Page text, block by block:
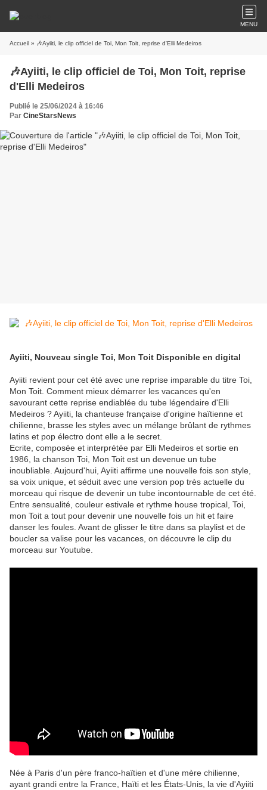
MENU
Accueil » 🎶Ayiiti, le clip officiel de Toi, Mon Toit, reprise d'Elli Medeiros
🎶Ayiiti, le clip officiel de Toi, Mon Toit, reprise
d'Elli Medeiros
Publié le 25/06/2024 à 16:46
Par CineStarsNews
Ayiiti, Nouveau single Toi, Mon Toit Disponible en digital
Ayiiti revient pour cet été avec une reprise imparable du titre Toi,
Mon Toit. Comment mieux démarrer les vacances qu'en
savourant cette reprise endiablée du tube légendaire d'Elli
Medeiros ? Ayiiti, la chanteuse française d'origine haïtienne et
chilienne, brasse les styles avec un mélange brûlant de rythmes
latins et pop électro dont elle a le secret.
Ecrite, composée et interprétée par Elli Medeiros et sortie en
1986, la chanson Toi, Mon Toit est un devenue un tube
inoubliable. Aujourd'hui, Ayiiti affirme une nouvelle fois son style,
sa voix unique, et séduit avec une version pop très actuelle du
morceau qui risque de devenir un tube incontournable de cet été.
Entre sensualité, couleur estivale et rythme house tropical, Toi,
mon Toit a tout pour devenir une nouvelle fois un hit et faire
danser les foules. Avant de glisser le titre dans sa playlist et de
boucler sa valise pour les vacances, on découvre le clip du
morceau sur Youtube.
Née à Paris d'un père franco-haïtien et d'une mère chilienne,
ayant grandi entre la France, Haïti et les États-Unis, la vie d'Ayiiti